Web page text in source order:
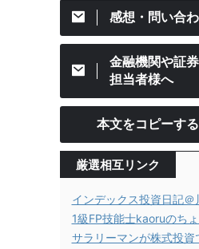
感想・問い合
金融機関や証
担当者様へ
本文をコピーす
厳選相互リンク
インデックス投資日記＠
1級FP技能士kaoruのち
サラリーマンが株式投資